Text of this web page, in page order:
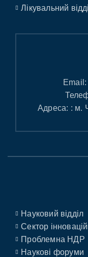
Лікувальний
Адреса: : м.
Науковий відділ
Сектор
Проблемна НДР
Наукові форуми